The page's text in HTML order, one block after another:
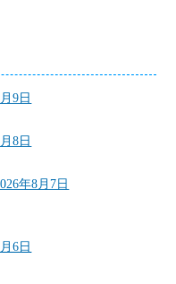
9日
8日
年8月7日
6日